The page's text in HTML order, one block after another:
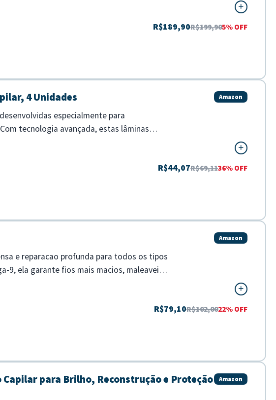
R$189,90R$199,905% OFF
4 Unidades Amazon
especialmente para
tecnologia avançada, estas lâminas
R$44,07R$69,1136% OFF
Amazon
e reparacao profunda para todos os tipos
9, ela garante fios mais macios, maleaveis
R$79,10R$102,0022% OFF
para Brilho, Reconstrução e Proteção
Amazon